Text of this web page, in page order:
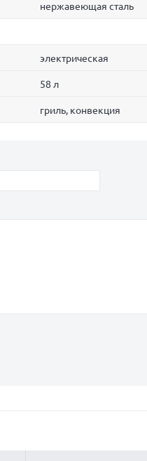
нержавеющая сталь
электрическая
58 л
гриль, конвекция